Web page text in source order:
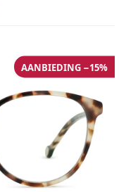
AANBIEDING −15%